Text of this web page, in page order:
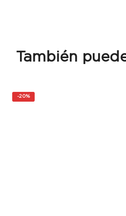
También
-20%